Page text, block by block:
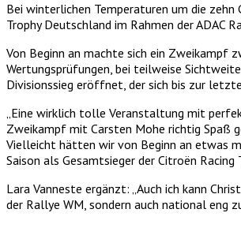
Bei winterlichen Temperaturen um die
Trophy Deutschland im Rahmen der ADAC
Von Beginn an machte sich ein Zweikampf
Wertungsprüfungen, bei teilweise
Divisionssieg eröffnet, der sich bis zur
„Eine wirklich tolle Veranstaltung mit
Zweikampf mit Carsten Mohe richtig Spaß
Vielleicht hätten wir von Beginn an etwas
Saison als Gesamtsieger der Citroën
Lara Vanneste ergänzt: „Auch ich kann
der Rallye WM, sondern auch national eng